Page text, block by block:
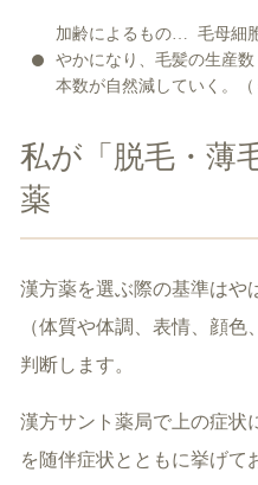
加齢によるもの… 毛母細
やかになり、毛髪の生産
本数が自然減していく。（
私が「脱毛・薄
薬
漢方薬を選ぶ際の基準はや
（体質や体調、表情、顔
判断します。
漢方サント薬局で上の症状
を随伴症状とともに挙げて